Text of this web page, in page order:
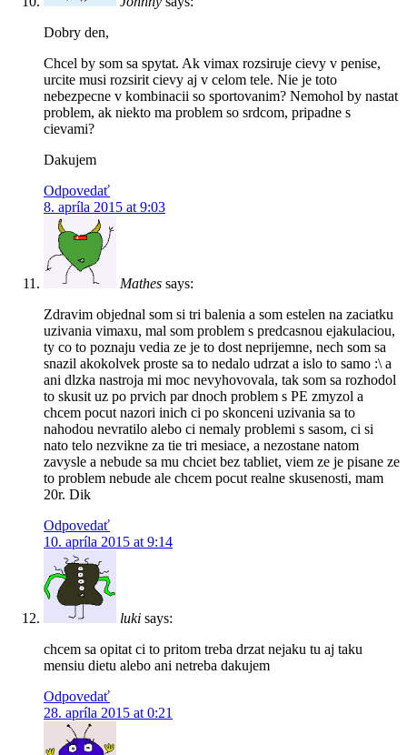
Dobry den,
Chcel by som sa spytat. Ak vimax rozsiruje cievy v penise,
urcite musi rozsirit cievy aj v celom tele. Nie je toto
nebezpecne v kombinacii so sportovanim? Nemohol by nastat
problem, ak niekto ma problem so srdcom, pripadne s
cievami?
Dakujem
Odpovedať
8. apríla 2015 at 9:03
Mathes says:
Zdravim objednal som si tri balenia a som estelen na zaciatku
uzivania vimaxu, mal som problem s predcasnou ejakulaciou,
ty co to poznaju vedia ze je to dost neprijemne, nech som sa
snazil akokolvek proste sa to nedalo udrzat a islo to samo :\ a
ani dlzka nastroja mi moc nevyhovovala, tak som sa rozhodol
to skusit uz po prvich par dnoch problem s PE zmyzol a
chcem pocut nazori inich ci po skonceni uzivania sa to
nahodou nevratilo alebo ci nemaly problemi s sasom, ci si
nato telo nezvikne za tie tri mesiace, a nezostane natom
zavysle a nebude sa mu chciet bez tabliet, viem ze je pisane ze
to problem nebude ale chcem pocut realne skusenosti, mam
20r. Dik
Odpovedať
10. apríla 2015 at 9:14
luki says:
chcem sa opitat ci to pritom treba drzat nejaku tu aj taku
mensiu dietu alebo ani netreba dakujem
Odpovedať
28. apríla 2015 at 0:21